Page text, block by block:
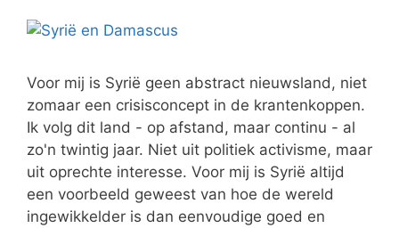
Voor mij is Syrië geen abstract nieuwsland, niet
zomaar een crisisconcept in de krantenkoppen.
Ik volg dit land - op afstand, maar continu - al
zo'n twintig jaar. Niet uit politiek activisme, maar
uit oprechte interesse. Voor mij is Syrië altijd
een voorbeeld geweest van hoe de wereld
ingewikkelder is dan eenvoudige goed en